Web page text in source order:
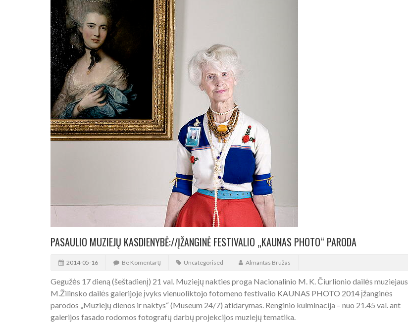
PASAULIO MUZIEJŲ KASDIENYBĖ://ĮŽANGINĖ FESTIVALIO „KAUNAS PHOTO“ PARODA
2014-05-16 Be Komentarų Uncategorised Almantas Bružas
Gegužės 17 dieną (šeštadienį) 21 val. Muziejų nakties proga Nacionalinio M. K. Čiurlionio dailės muziejaus
M.Žilinsko dailės galerijoje įvyks vienuoliktojo fotomeno festivalio KAUNAS PHOTO 2014 įžanginės
parodos „Muziejų dienos ir naktys“ (Museum 24/7) atidarymas. Renginio kulminacija – nuo 21.45 val. ant
galerijos fasado rodomos fotografų darbų projekcijos muziejų tematika.